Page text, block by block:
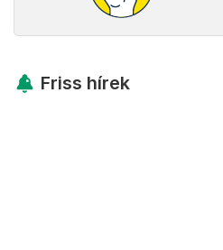
Friss hírek